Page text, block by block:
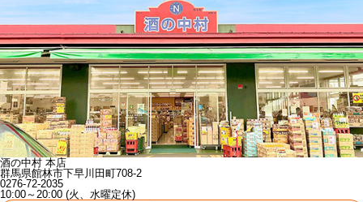
酒の中村 本店
群馬県館林市下早川田町708-2
0276-72-2035
10:00～20:00 (火、水曜定休)